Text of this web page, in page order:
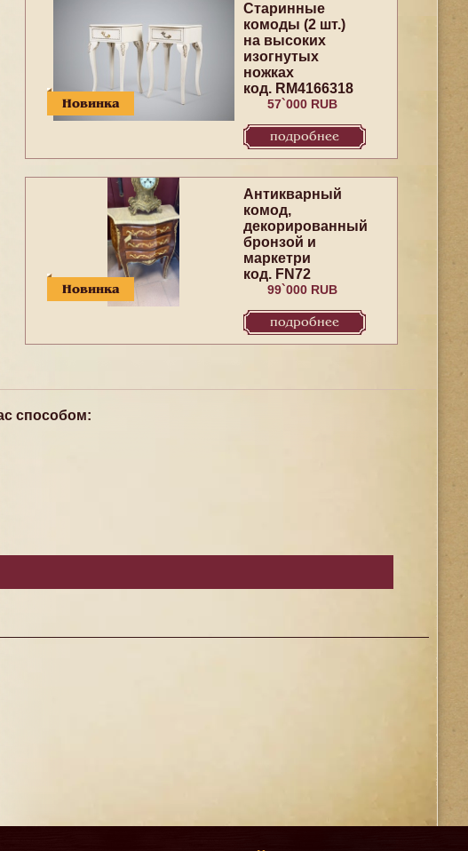
Новинка
Старинные
комоды (2 шт.)
на высоких
изогнутых
ножках
код. RM4166318
57`000 RUB
подробнее
Новинка
Антикварный
комод,
декорированный
бронзой и
маркетри
код. FN72
99`000 RUB
подробнее
способом: